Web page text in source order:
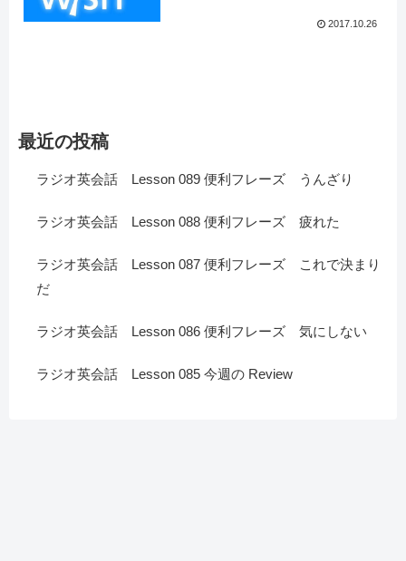
2017.10.26
最近の投稿
ラジオ英会話 Lesson 089 便利フレーズ うんざり
ラジオ英会話 Lesson 088 便利フレーズ 疲れた
ラジオ英会話 Lesson 087 便利フレーズ これで決まり
だ
ラジオ英会話 Lesson 086 便利フレーズ 気にしない
ラジオ英会話 Lesson 085 今週の Review